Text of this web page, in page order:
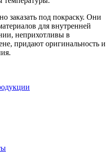
заказать под покраску. Они
для внутренней
неприхотливы в
придают оригинальность и